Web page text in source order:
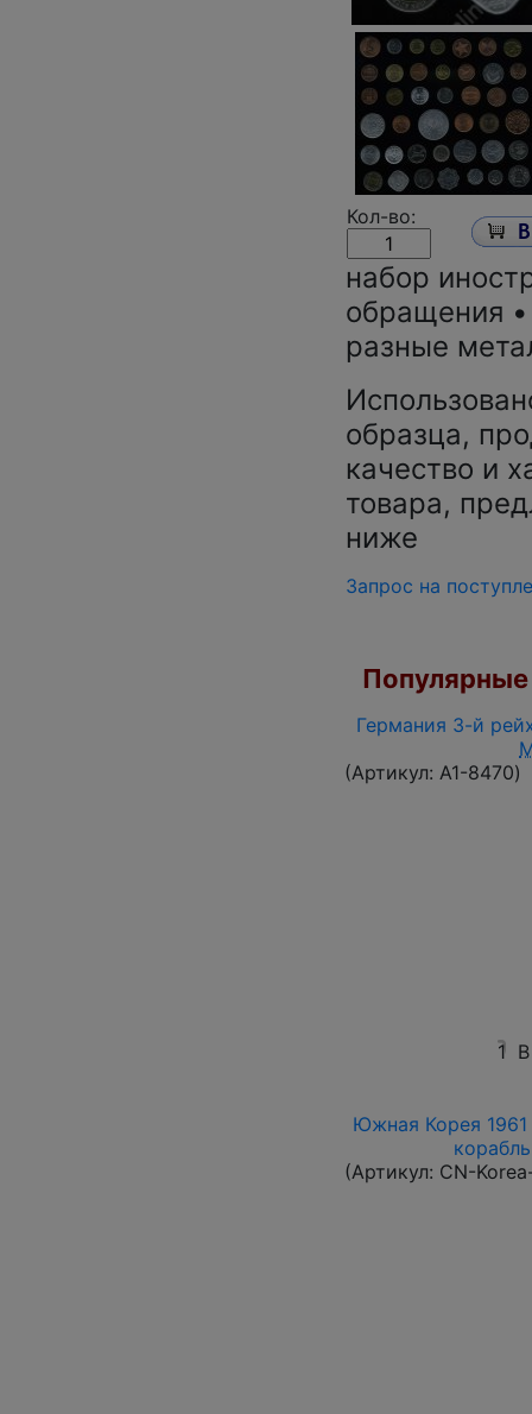
Кол-во:
набор
обращения
разные
образца,
качество и
товара,
ниже
Запрос на
Германия 3-й
(Артикул: A1-8470)
1
Южная Корея 1961
(Артикул: CN-